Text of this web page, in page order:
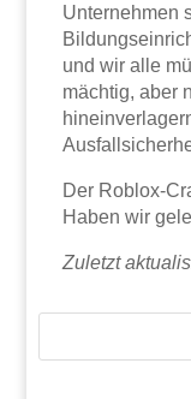
Unternehmen
und wir alle
mächtig, aber
Der Roblox-
Haben wir
Zuletzt